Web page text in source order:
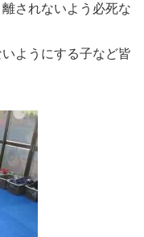
されないよう必死な
ようにする子など皆